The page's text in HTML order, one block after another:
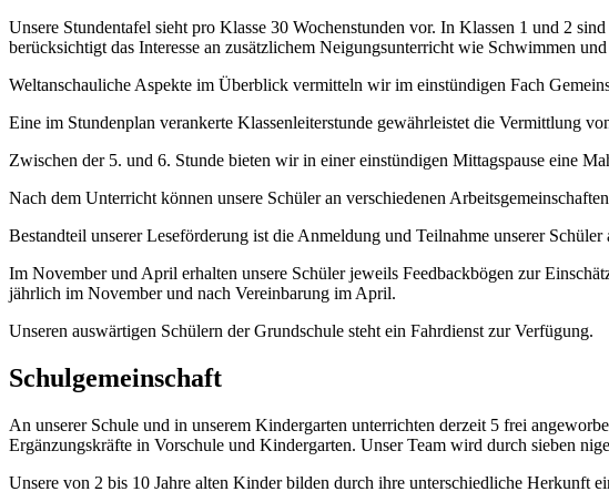
Unsere Stundentafel sieht pro Klasse 30 Wochenstunden vor. In Klassen 1 und 2
berücksichtigt das Interesse an zusätzlichem Neigungsunterricht wie Schwimmen
Weltanschauliche Aspekte im Überblick vermitteln wir im einstündigen Fach
Eine im Stundenplan verankerte Klassenleiterstunde gewährleistet die Vermittlung
Zwischen der 5. und 6. Stunde bieten wir in einer einstündigen Mittagspause eine
Nach dem Unterricht können unsere Schüler an verschiedenen
Bestandteil unserer Leseförderung ist die Anmeldung und Teilnahme unserer
Im November und April erhalten unsere Schüler jeweils Feedbackbögen zur
jährlich im November und nach Vereinbarung im April.
Unseren auswärtigen Schülern der Grundschule steht ein Fahrdienst zur Verfügung.
Schulgemeinschaft
An unserer Schule und in unserem Kindergarten unterrichten derzeit 5 frei
Ergänzungskräfte in Vorschule und Kindergarten. Unser Team wird durch sieben
Unsere von 2 bis 10 Jahre alten Kinder bilden durch ihre unterschiedliche Herkunft